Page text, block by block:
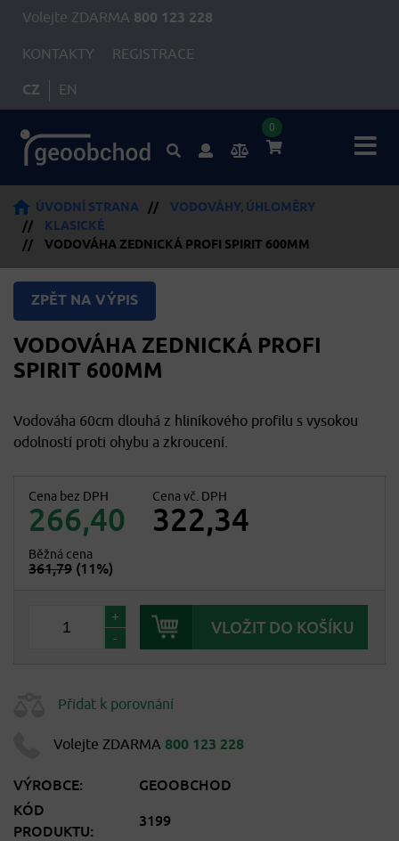
Volejte ZDARMA 800 123 228
KONTAKTY REGISTRACE
CZ EN
0
ÚVODNÍ STRANA //
VODOVÁHY, ÚHLOMĚRY
//
KLASICKÉ
//
VODOVÁHA ZEDNICKÁ PROFI SPIRIT 600MM
ZPĚT NA VÝPIS
VODOVÁHA ZEDNICKÁ PROFI
SPIRIT 600MM
Vodováha 60cm dlouhá z hliníkového profilu s vysokou
odolností proti ohybu a zkroucení.
Cena bez DPH
266,40
Cena vč. DPH
322,34
Běžná cena
361,79 (11%)
+
-
Přidat k porovnání
Volejte ZDARMA 800 123 228
VÝROBCE:
GEOOBCHOD
KÓD
PRODUKTU:
3199